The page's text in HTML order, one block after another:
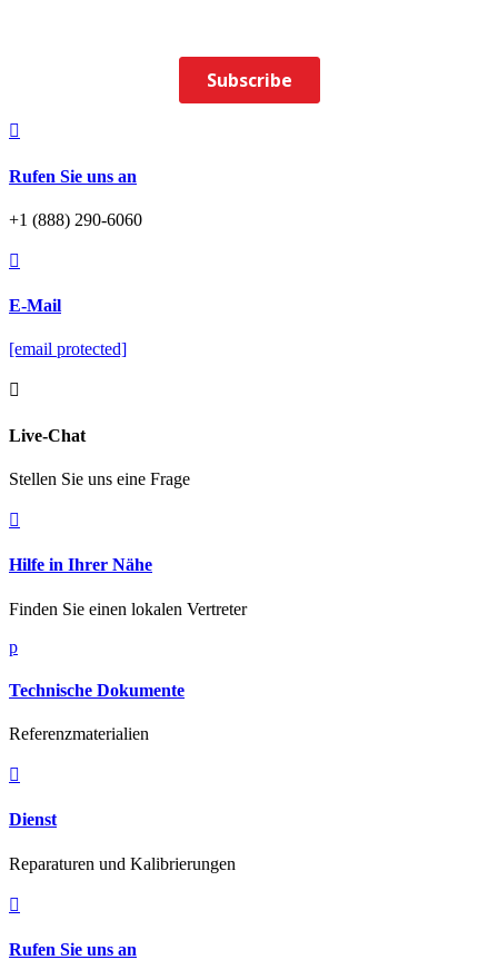

Rufen Sie uns an
+1 (888) 290-6060

E-Mail
[email protected]

Live-Chat
Stellen Sie uns eine Frage

Hilfe in Ihrer Nähe
Finden Sie einen lokalen Vertreter
p
Technische Dokumente
Referenzmaterialien

Dienst
Reparaturen und Kalibrierungen

Rufen Sie uns an